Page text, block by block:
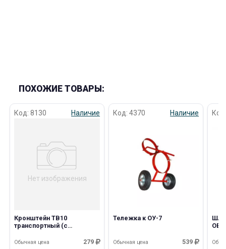
ПОХОЖИЕ ТОВАРЫ:
Код: 8130 Наличие
Нет изображения
Кронштейн ТВ10
транспортный (с
для ОП- 10 d-170 мм)
279
Обычная цена
Код: 4370 Наличие
Тележка к ОУ-7
539
Обычная цена
раз в 2 недели